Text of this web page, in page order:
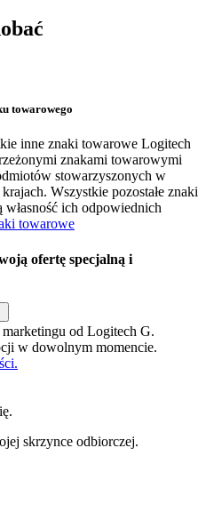
towarowego
inne znaki towarowe Logitech
znakami towarowymi
stowarzyszonych w
Wszystkie pozostałe znaki
ich odpowiednich
towarowe
ofertę specjalną i
od Logitech G.
w dowolnym momencie.
skrzynce odbiorczej.